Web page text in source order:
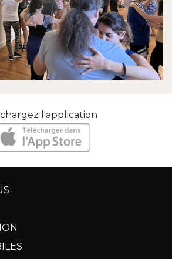
l'application